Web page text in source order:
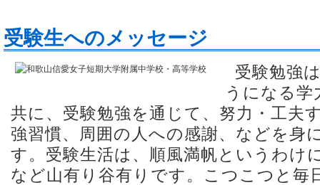
受験生へのメッセージ
受験勉強
うになる
共に、受験勉強を通じて、努力・工夫
強習慣、周囲の人への感謝、などを身
す。受験生活は、順風満帆というわけ
など山有り谷有りです。こつこつと毎